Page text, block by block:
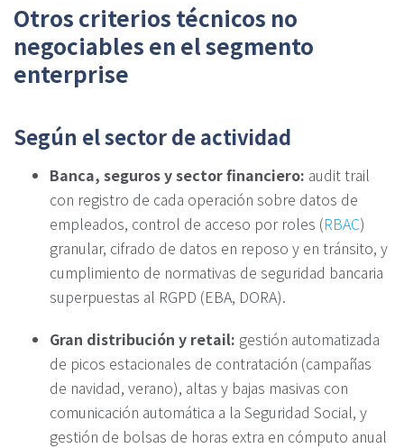
Otros criterios técnicos no
negociables en el segmento
enterprise
Según el sector de actividad
Banca, seguros y sector financiero: audit trail
con registro de cada operación sobre datos de
empleados, control de acceso por roles (RBAC)
granular, cifrado de datos en reposo y en tránsito, y
cumplimiento de normativas de seguridad bancaria
superpuestas al RGPD (EBA, DORA).
Gran distribución y retail: gestión automatizada
de picos estacionales de contratación (campañas
de navidad, verano), altas y bajas masivas con
comunicación automática a la Seguridad Social, y
gestión de bolsas de horas extra en cómputo anual